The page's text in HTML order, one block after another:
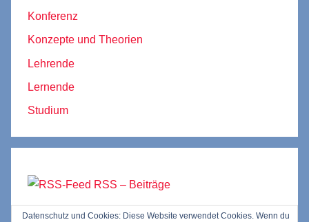
Konferenz
Konzepte und Theorien
Lehrende
Lernende
Studium
RSS – Beiträge
RSS – Kommentare
Datenschutz und Cookies: Diese Website verwendet Cookies. Wenn du